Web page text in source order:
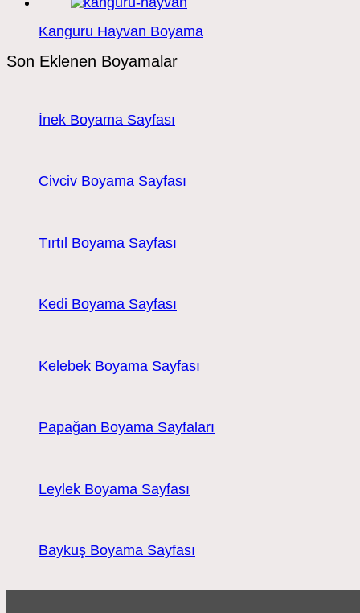
Kanguru Hayvan Boyama
Son Eklenen Boyamalar
İnek Boyama Sayfası
Civciv Boyama Sayfası
Tırtıl Boyama Sayfası
Kedi Boyama Sayfası
Kelebek Boyama Sayfası
Papağan Boyama Sayfaları
Leylek Boyama Sayfası
Baykuş Boyama Sayfası